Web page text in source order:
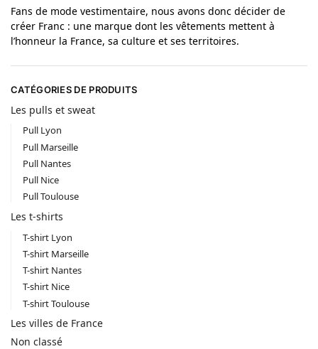
Fans de mode vestimentaire, nous avons donc décider de
créer Franc : une marque dont les vêtements mettent à
l’honneur la France, sa culture et ses territoires.
CATÉGORIES DE PRODUITS
Les pulls et sweat
Pull Lyon
Pull Marseille
Pull Nantes
Pull Nice
Pull Toulouse
Les t-shirts
T-shirt Lyon
T-shirt Marseille
T-shirt Nantes
T-shirt Nice
T-shirt Toulouse
Les villes de France
Non classé